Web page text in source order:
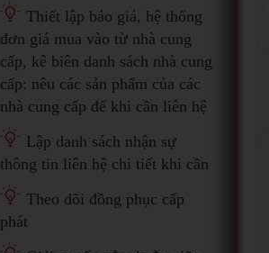
Thiết lập báo giá, hệ thống
đơn giá mua vào từ nhà cung
cấp, kê biên danh sách nhà cung
cấp: nêu các sản phẩm của các
nhà cung cấp để khi cần liên hệ
Lập danh sách nhận sự
thông tin liên hệ chi tiết khi cần
Theo dõi đồng phục cấp
phát